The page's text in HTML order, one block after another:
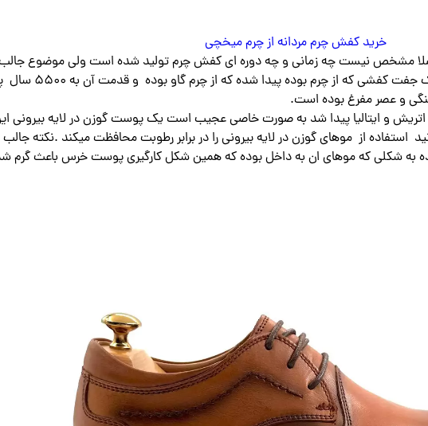
خرید کفش چرم مردانه از چرم میخچی
مشخص نیست چه زمانی و چه دوره ای کفش چرم تولید شده است ولی موضوع
است که در سال ۲۰۱۰ در یک غار ارمنی یک جفت کفشی که از چرم
و عصر مفرغ بوده است.
و ایتالیا پیدا شد به صورت خاصی عجیب است یک پوست گوزن در لایه بیرونی
از موهای گوزن در لایه بیرونی را در برابر رطوبت محافظت میکند .نکته جالب
شکلی که موهای ان به داخل بوده که همین شکل کارگیری پوست خرس باعث گرم